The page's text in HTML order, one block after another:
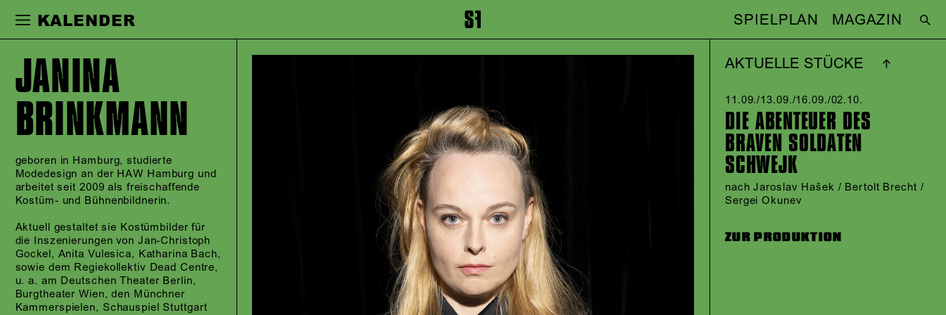
Zur Hauptnavigation springen Zum Footer springen
KALENDER SPIELPLAN MAGAZIN
JANINA
BRINKMANN
geboren in Hamburg, studierte
Modedesign an der HAW Hamburg und
arbeitet seit 2009 als freischaffende
Kostüm- und Bühnenbildnerin.
Aktuell gestaltet sie Kostümbilder für
die Inszenierungen von Jan-Christoph
Gockel, Anita Vulesica, Katharina Bach,
sowie dem Regiekollektiv Dead Centre,
u. a. am Deutschen Theater Berlin,
Burgtheater Wien, den Münchner
Kammerspielen, Schauspiel Stuttgart
AKTUELLE STÜCKE
11.09./​13.09./​16.09./​02.10.​
DIE ABENTEUER DES
BRAVEN SOLDATEN
SCHWEJK
nach Jaroslav Hašek / Bertolt Brecht /
Sergei Okunev
ZUR PRODUKTION